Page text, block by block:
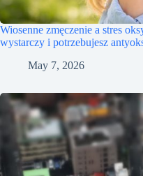
Wiosenne zmęczenie a stres
wystarczy i potrzebujesz
May 7, 2026